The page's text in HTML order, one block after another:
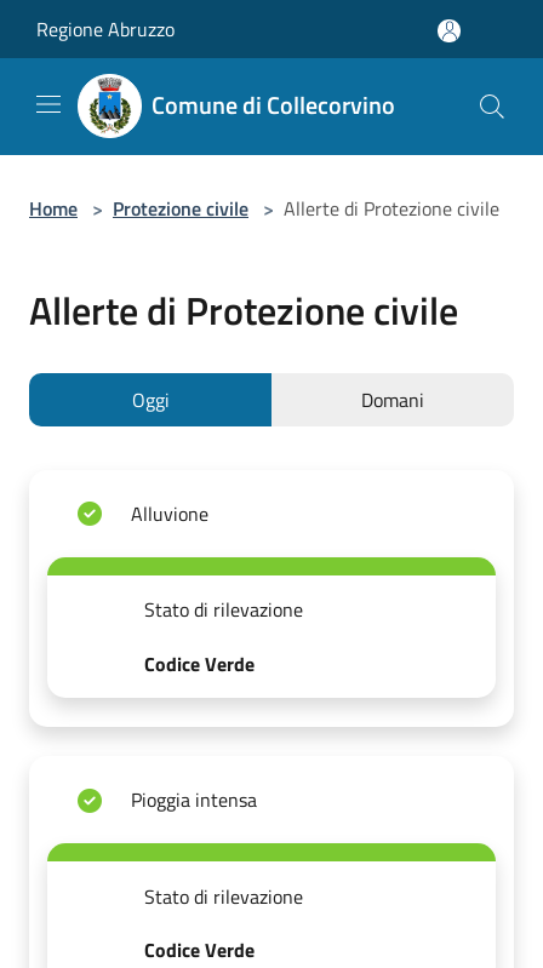
Regione Abruzzo
Comune di Collecorvino
Home > Protezione civile > Allerte di Protezione civile
Allerte di Protezione civile
Oggi Domani
Alluvione
Stato di rilevazione
Codice Verde
Pioggia intensa
Stato di rilevazione
Codice Verde